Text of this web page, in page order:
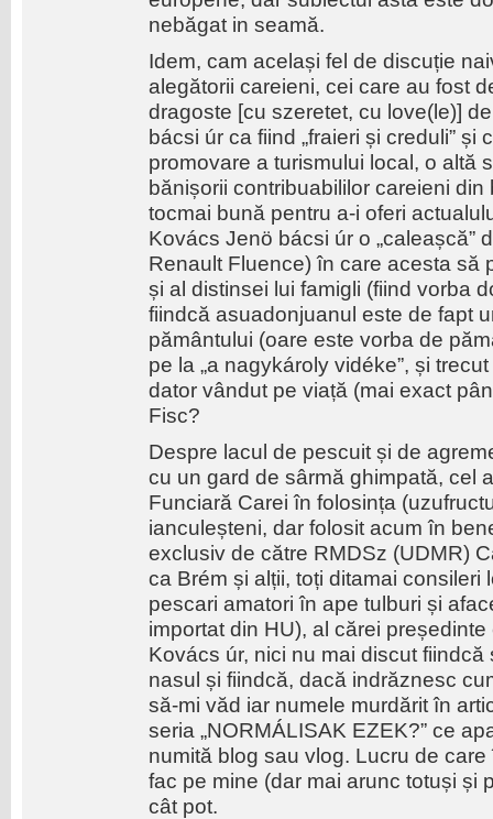
nebăgat in seamă.
Idem, cam același fel de discuție
alegătorii careieni, cei care au fost
dragoste [cu szeretet, cu love(le)]
bácsi úr ca fiind „fraieri și creduli” și
promovare a turismului local, o altă
bănișorii contribuabililor careieni
tocmai bună pentru a-i oferi
Kovács Jenö bácsi úr o „caleașcă”
Renault Fluence) în care acesta să
și al distinsei lui famigli (fiind vorba
fiindcă asuadonjuanul este de fapt
pământului (oare este vorba de
pe la „a nagykároly vidéke”, și
dator vândut pe viață (mai exact
Fisc?
Despre lacul de pescuit și de
cu un gard de sârmă ghimpată, cel
Funciară Carei în folosința
ianculeșteni, dar folosit acum în
exclusiv de către RMDSz (UDMR)
ca Brém și alții, toți ditamai consileri
pescari amatori în ape tulburi și
importat din HU), al cărei
Kovács úr, nici nu mai discut
nasul și fiindcă, dacă indrăznesc
să-mi văd iar numele murdărit în
seria „NORMÁLISAK EZEK?” ce
numită blog sau vlog. Lucru de
fac pe mine (dar mai arunc totuși și
cât pot.